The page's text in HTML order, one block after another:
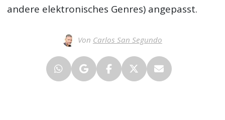
andere elektronisches Genres) angepasst.
Von Carlos San Segundo